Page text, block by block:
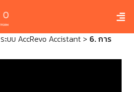
ระบบ AccRevo Accistant > 6. การ